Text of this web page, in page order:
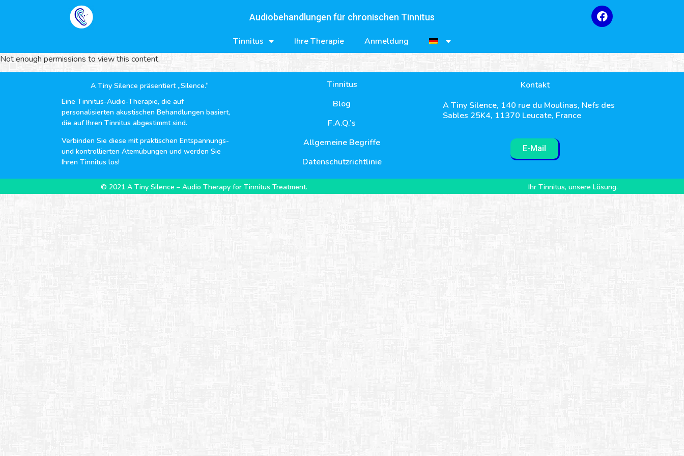
Audiobehandlungen für chronischen Tinnitus
Tinnitus Ihre Therapie
Anmeldung
Not enough permissions to view this content.
A Tiny Silence präsentiert „Silence.“
Eine Tinnitus-Audio-Therapie, die auf
personalisierten akustischen Behandlungen basiert,
die auf Ihren Tinnitus abgestimmt sind.
Verbinden Sie diese mit praktischen Entspannungs-
und kontrollierten Atemübungen und werden Sie
Ihren Tinnitus los!
Tinnitus
Blog
F.A.Q.’s
Allgemeine Begriffe
Datenschutzrichtlinie
Kontakt
A Tiny Silence, 140 rue du Moulinas, Nefs des
Sables 25K4, 11370 Leucate, France
E-Mail
© 2021 A Tiny Silence – Audio Therapy for Tinnitus Treatment. Ihr Tinnitus, unsere Lösung.